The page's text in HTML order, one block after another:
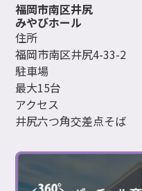
福岡市南区井尻
みやびホール
住所
福岡市南区井尻4-33-2
駐車場
最大15台
アクセス
井尻六つ角交差点そば